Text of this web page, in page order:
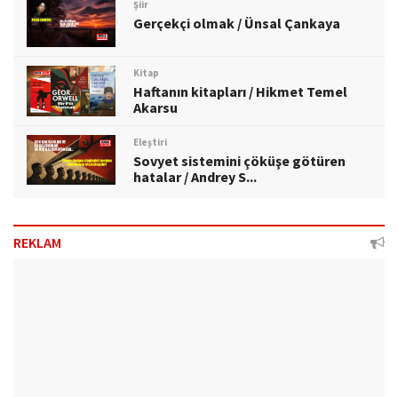
Şiir
Gerçekçi olmak / Ünsal Çankaya
Kitap
Haftanın kitapları / Hikmet Temel
Akarsu
Eleştiri
Sovyet sistemini çöküşe götüren
hatalar / Andrey S...
REKLAM